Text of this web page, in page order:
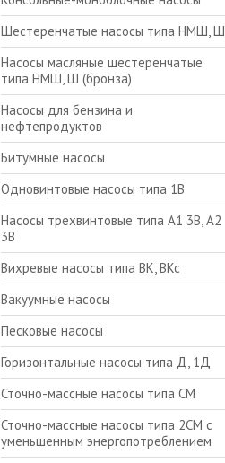
Шестеренчатые насосы типа НМШ, Ш
Насосы масляные шестеренчатые
типа НМШ, Ш (бронза)
Насосы для бензина и
нефтепродуктов
Битумные насосы
Одновинтовые насосы типа 1В
Насосы трехвинтовые типа А1 3В, А2
3В
Вихревые насосы типа ВК, ВКс
Вакуумные насосы
Песковые насосы
Горизонтальные насосы типа Д, 1Д
Сточно-массные насосы типа СМ
Сточно-массные насосы типа 2СМ с
уменьшенным энергопотреблением